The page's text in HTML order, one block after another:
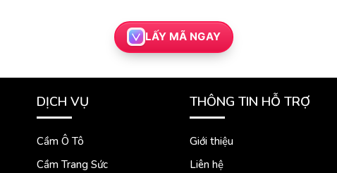
LẤY MÃ NGAY
DỊCH VỤ
Cầm Ô Tô
Cầm Trang Sức
THÔNG TIN HỖ TRỢ
Giới thiệu
Liên hệ